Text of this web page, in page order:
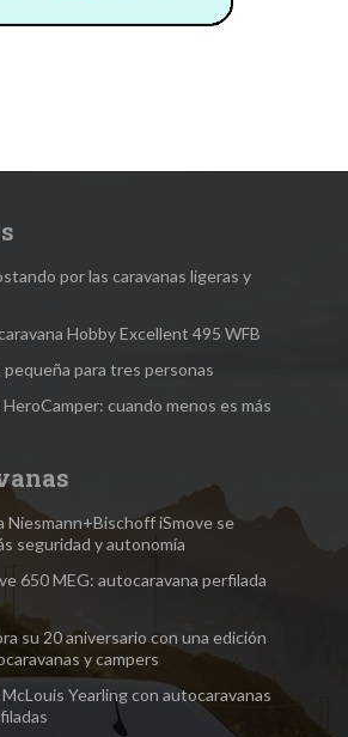
por las caravanas ligeras y
Hobby Excellent 495 WFB
pequeña para tres personas
HeroCamper: cuando menos es más
Niesmann+Bischoff iSmove se
seguridad y autonomía
650 MEG: autocaravana perfilada
su 20 aniversario con una edición
y campers
Yearling con autocaravanas